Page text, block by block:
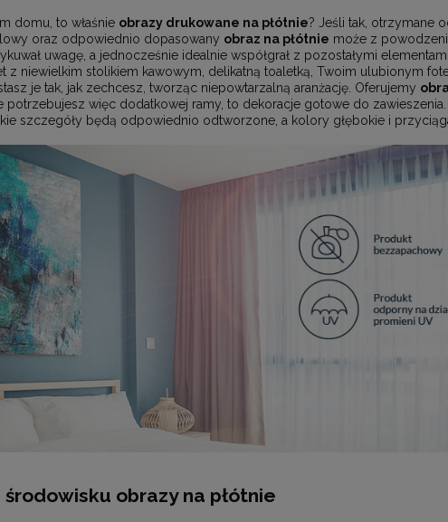
domu, to właśnie obrazy drukowane na płótnie? Jeśli tak, otrzymane
oraz odpowiednio dopasowany obraz na płótnie może z
uwagę, a jednocześnie idealnie współgrał z pozostałymi
z niewielkim stolikiem kawowym, delikatną toaletką, Twoim ulubionym
je tak, jak zechcesz, tworząc niepowtarzalną aranżację. Oferujemy
potrzebujesz więc dodatkowej ramy, to dekoracje gotowe do
szczegóły będą odpowiednio odtworzone, a kolory głębokie i
obrazy na płótnie